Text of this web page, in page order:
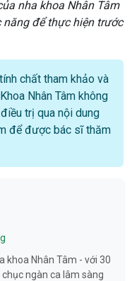
nha khoa Nhân Tâm
để thực hiện trước
chất tham khảo và
Nhân Tâm không
trị qua nội dung
để được bác sĩ thăm
khoa Nhân Tâm - với 30
ngàn ca lâm sàng